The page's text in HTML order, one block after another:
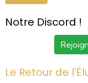
Notre Discord !
Le Retour de